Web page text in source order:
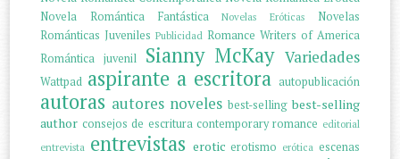
Novela Romántica Fantástica
Novelas Eróticas
Novelas
Románticas Juveniles Publicidad Romance Writers of America
Romántica juvenil
Sianny McKay Variedades
Wattpad aspirante a escritora autopublicación
autoras autores noveles best-selling best-selling
author consejos de escritura contemporary romance editorial
entrevista entrevistas erotic erotismo erótica escenas